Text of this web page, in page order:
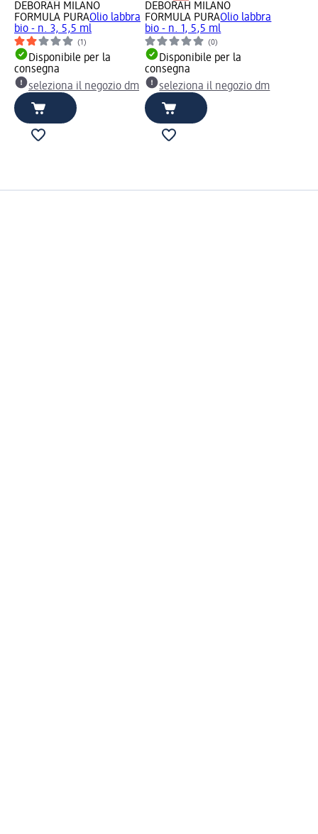
DEBORAH MILANO
FORMULA PURAOlio labbra
bio - n. 3, 5,5 ml
(1)
Disponibile per la
consegna
seleziona il negozio dm
DEBORAH MILANO
FORMULA PURAOlio labbra
bio - n. 1, 5,5 ml
(0)
Disponibile per la
consegna
seleziona il negozio dm